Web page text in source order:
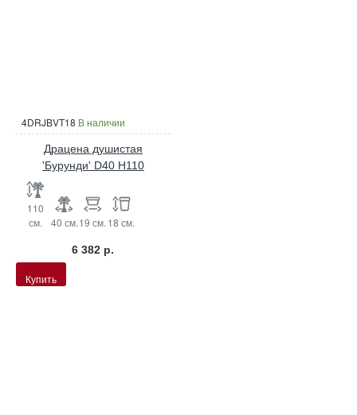
4DRJBVT18 В наличии
Драцена душистая
'Бурунди' D40 H110
110
см.
40 см.19 см. 18 см.
6 382 р.
Купить